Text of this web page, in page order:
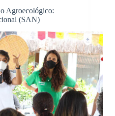
Agroecológico:
(SAN)